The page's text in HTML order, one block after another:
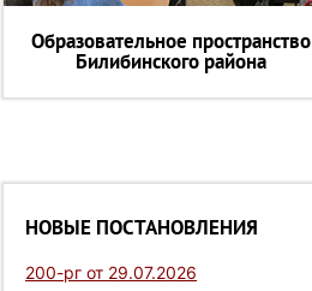
Образовательное пространство
Билибинского района
НОВЫЕ ПОСТАНОВЛЕНИЯ
200-рг от 29.07.2026